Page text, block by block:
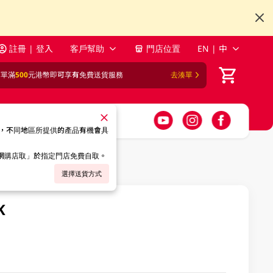
註冊 | 登入 客戶幫助 門店位置 EN | 中
滿500元港幣即可享有免費送貨服務 去湊單
不同地區所提供的產品有機會具
店取」於指定門店免費自取。
選擇送貨方式